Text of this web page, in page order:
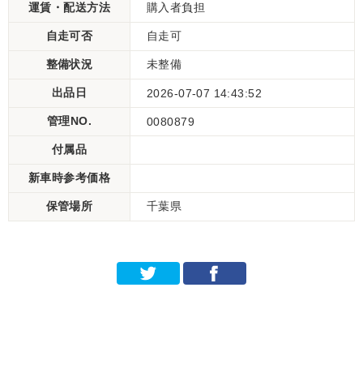
運賃・配送方法 購入者負担
自走可否 自走可
整備状況 未整備
出品日 2026-07-07 14:43:52
管理NO. 0080879
付属品
新車時参考価格
保管場所 千葉県